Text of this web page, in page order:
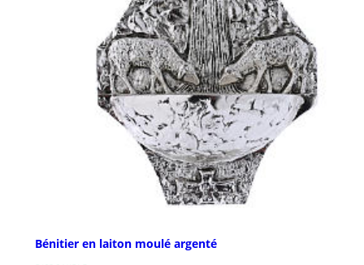
Bénitier en laiton moulé argenté